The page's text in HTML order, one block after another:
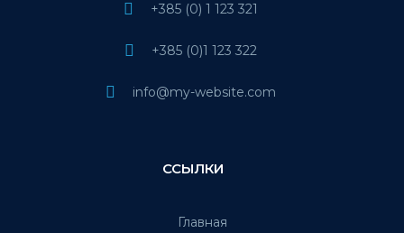
+385 (0) 1 123 321
+385 (0)1 123 322
info@my-website.com
ССЫЛКИ
Главная